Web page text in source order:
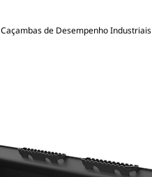
Caçambas de Desempenho Industriais